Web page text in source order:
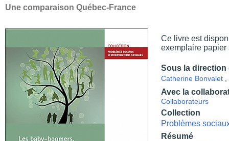
Une comparaison Québec-France
Ce livre est
exemplaire papier
Sous la direction
Catherine Bonvalet
Avec la
Collaborateurs
Collection
Problèmes
Résumé